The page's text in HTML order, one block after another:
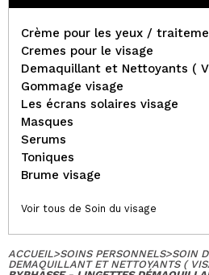
Crème pour les yeux /
Cremes pour le visage
Demaquillant et Nettoyants (
Gommage visage
Les écrans solaires visage
Masques
Serums
Toniques
Brume visage
Voir tous de Soin du visage
ACCUEIL>SOINS PERSONNELS>SOIN
DEMAQUILLANT ET NETTOYANTS (